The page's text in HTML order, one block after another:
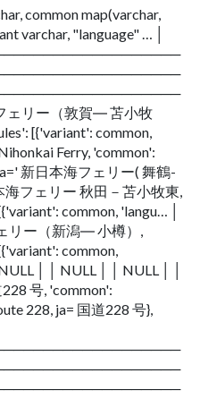
common map(varchar,
varchar, "language" … │
ェリー（敦賀― 苫小牧
[{'variant': common,
Ferry, 'common':
新日本海フェリー( 舞鶴-
フェリー 秋田－苫小牧東,
common, 'langu… │
リー（新潟― 小樽）,
common,
│ │ NULL │ │ NULL │ │
号, 'common':
228, ja= 国道228 号},